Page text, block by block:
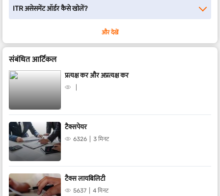
ITR असेसमेंट ऑर्डर कैसे खोलें?
और देखें
संबंधित आर्टिकल
प्रत्यक्ष कर और अप्रत्यक्ष कर
टैक्सपेयर
6326 3 मिनट
टैक्स लायबिलिटी
5637 4 मिनट